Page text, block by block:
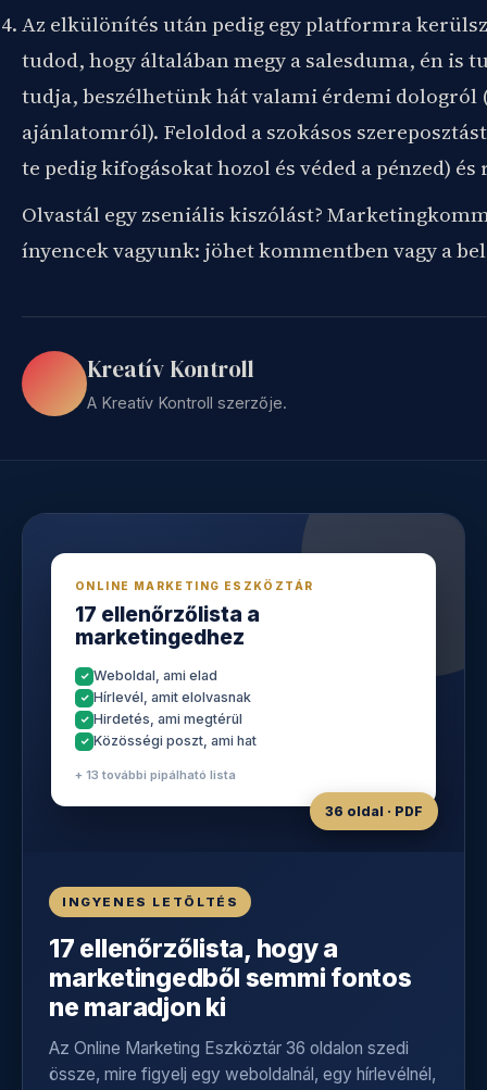
Az elkülönítés után pedig egy platformra
tudod, hogy általában megy a salesduma, én is
tudja, beszélhetünk hát valami érdemi dologról
ajánlatomról). Feloldod a szokásos
te pedig kifogásokat hozol és véded a pénzed)
Olvastál egy zseniális kiszólást?
ínyencek vagyunk: jöhet kommentben vagy a
Kreatív Kontroll
A Kreatív Kontroll szerzője.
ONLINE MARKETING ESZKÖZTÁR
17 ellenőrzőlista a
marketingedhez
Weboldal, ami elad
Hírlevél, amit elolvasnak
Hirdetés, ami megtérül
Közösségi poszt, ami hat
+ 13 további pipálható lista
36 oldal · PDF
INGYENES LETÖLTÉS
17 ellenőrzőlista, hogy a
marketingedből semmi fontos
ne maradjon ki
Az Online Marketing Eszköztár 36 oldalon szedi
össze, mire figyelj egy weboldalnál, egy hírlevélnél,